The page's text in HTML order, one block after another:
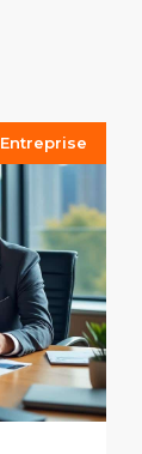
Entreprise